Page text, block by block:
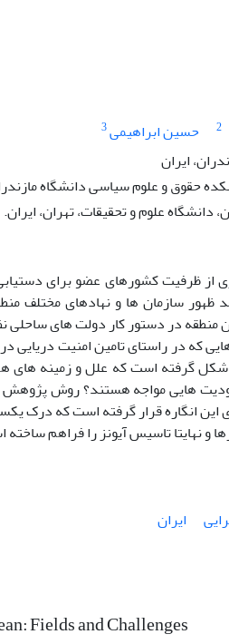
2 حسین ابراهیمی3
ایران
حقوق و علوم سیاسی دانشگاه
علوم و تحقیقات، تهران، ایران.
از ظرفیت کشورهای عضو برای
سازمان ها و نهادهای مختلف
در دستور کار دولت های ساحلی
که در راستای تامین امنیت
گرفته است که علل و زمینه های
هایی مواجه هستند؟ روش پژوهش
انگاره قرار گرفته است که درک
نهایتا تاسیس آیونز را فراهم
ایران
Fields and Challenges